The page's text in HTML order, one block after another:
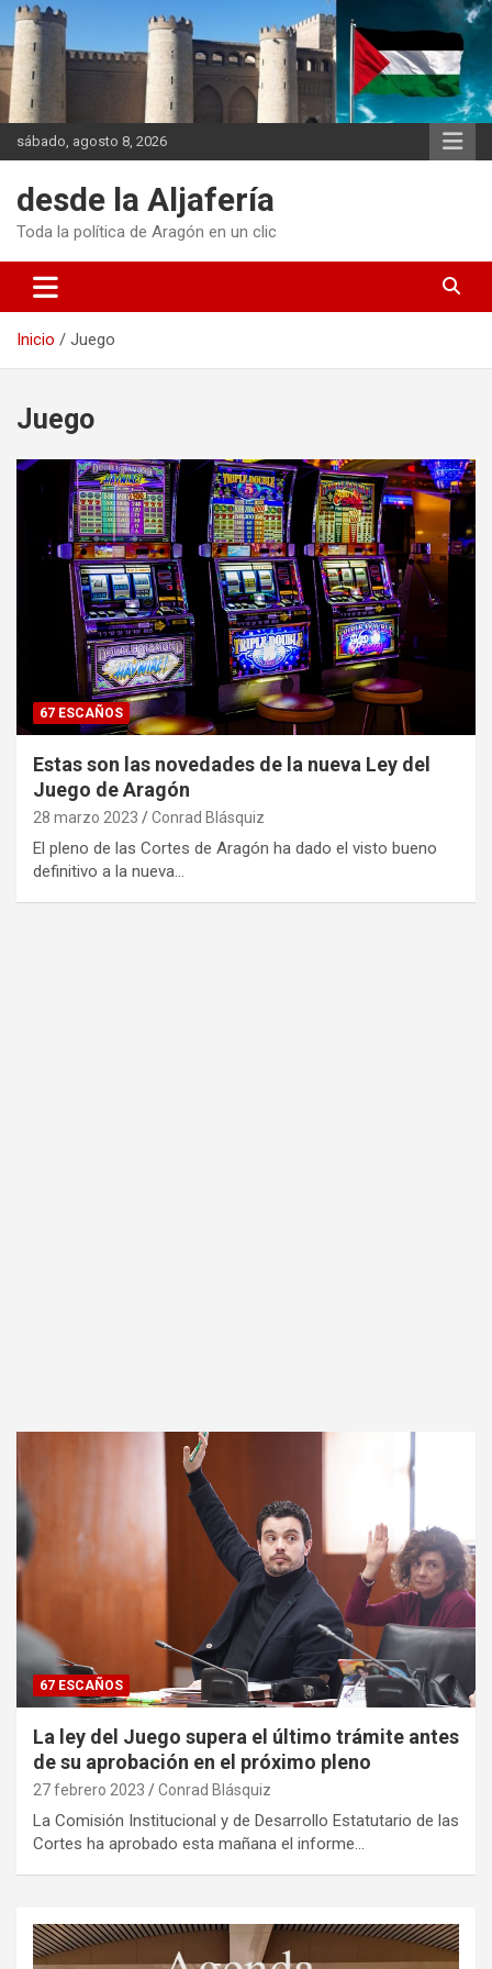
Saltar
contenido
sábado, agosto 8, 2026
desde la Aljafería
Toda la política de Aragón en un clic
Inicio Juego
Juego
67 ESCAÑOS
Estas son las novedades de la nueva Ley del
Juego de Aragón
28 marzo 2023 Conrad Blásquiz
El pleno de las Cortes de Aragón ha dado el visto bueno
definitivo a la nueva…
67 ESCAÑOS
La ley del Juego supera el último trámite antes
de su aprobación en el próximo pleno
27 febrero 2023 Conrad Blásquiz
La Comisión Institucional y de Desarrollo Estatutario de las
Cortes ha aprobado esta mañana el informe…